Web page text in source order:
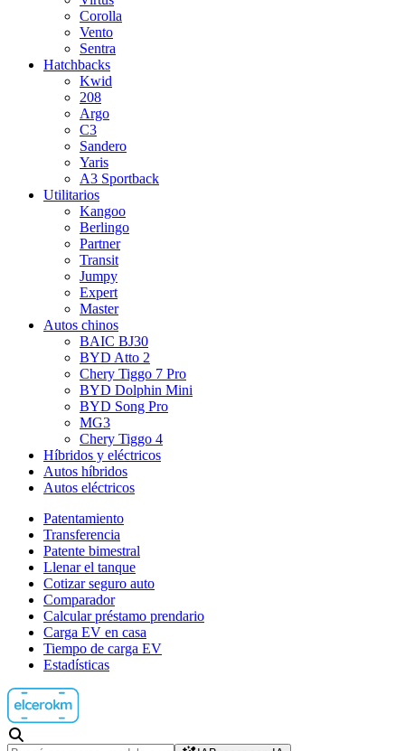
Corolla
Vento
Sentra
Hatchbacks
Kwid
208
Argo
C3
Sandero
Yaris
A3 Sportback
Utilitarios
Kangoo
Berlingo
Partner
Transit
Jumpy
Expert
Master
Autos chinos
BAIC BJ30
BYD Atto 2
Chery Tiggo 7 Pro
BYD Dolphin Mini
BYD Song Pro
MG3
Chery Tiggo 4
Híbridos y eléctricos
Autos híbridos
Autos eléctricos
Patentamiento
Transferencia
Patente bimestral
Llenar el tanque
Cotizar seguro auto
Comparador
Calcular préstamo prendario
Carga EV en casa
Tiempo de carga EV
Estadísticas